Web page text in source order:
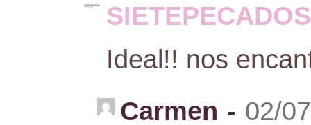
SIETEPECADOS
Ideal!! nos
Carmen - 02/